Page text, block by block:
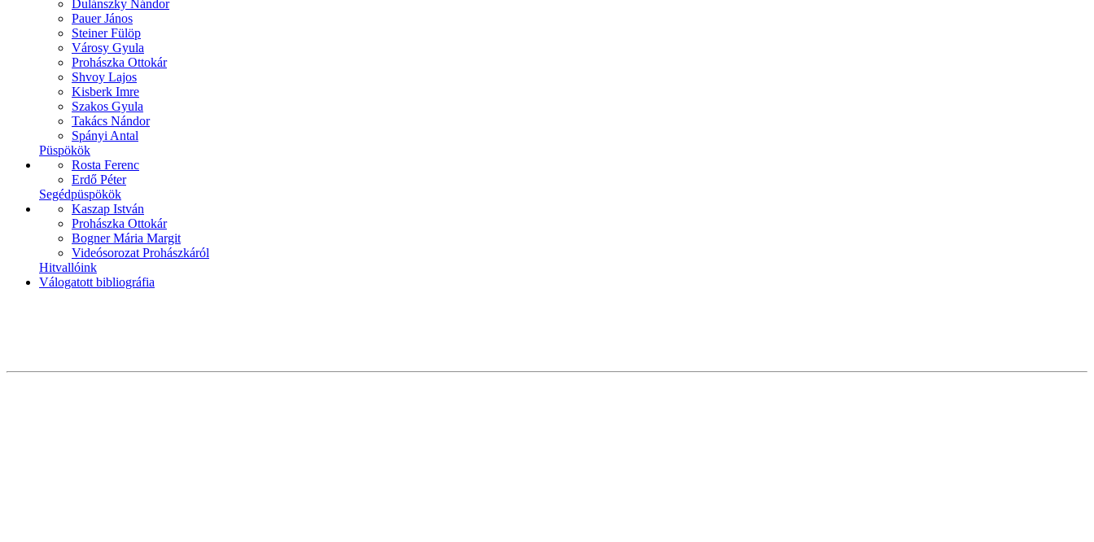
Dulánszky Nándor
Pauer János
Steiner Fülöp
Városy Gyula
Prohászka Ottokár
Shvoy Lajos
Kisberk Imre
Szakos Gyula
Takács Nándor
Spányi Antal
Püspökök
Rosta Ferenc
Erdő Péter
Segédpüspökök
Kaszap István
Prohászka Ottokár
Bogner Mária Margit
Videósorozat Prohászkáról
Hitvallóink
Válogatott bibliográfia